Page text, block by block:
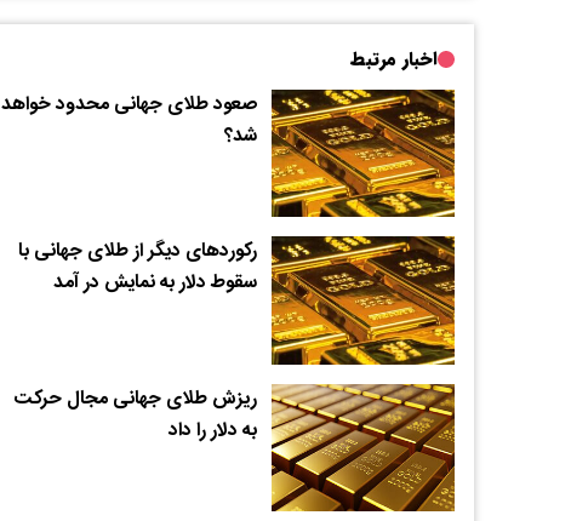
اخبار مرتبط
صعود طلای جهانی محدود خواهد
شد؟
رکوردهای دیگر از طلای جهانی با
سقوط دلار به نمایش در آمد
ریزش طلای جهانی مجال حرکت
به دلار را داد